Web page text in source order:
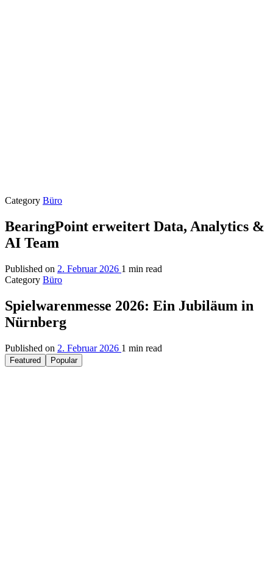
Category Büro
BearingPoint erweitert Data, Analytics &
AI Team
Published on 2. Februar 2026 1 min read
Category Büro
Spielwarenmesse 2026: Ein Jubiläum in
Nürnberg
Published on 2. Februar 2026 1 min read
Featured Popular